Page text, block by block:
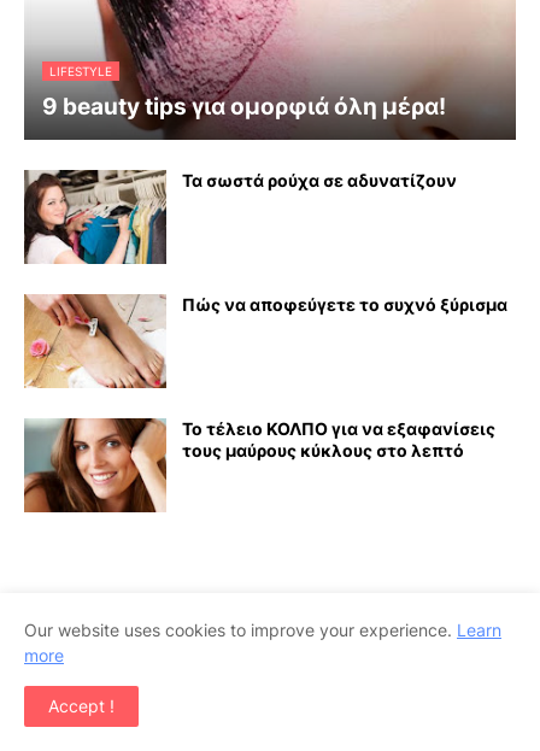
LIFESTYLE
9 beauty tips για ομορφιά όλη μέρα!
Τα σωστά ρούχα σε αδυνατίζουν
Πώς να αποφεύγετε το συχνό ξύρισμα
Το τέλειο ΚΟΛΠΟ για να εξαφανίσεις
τους μαύρους κύκλους στο λεπτό
Our website uses cookies to improve your experience. Learn
more
Accept !